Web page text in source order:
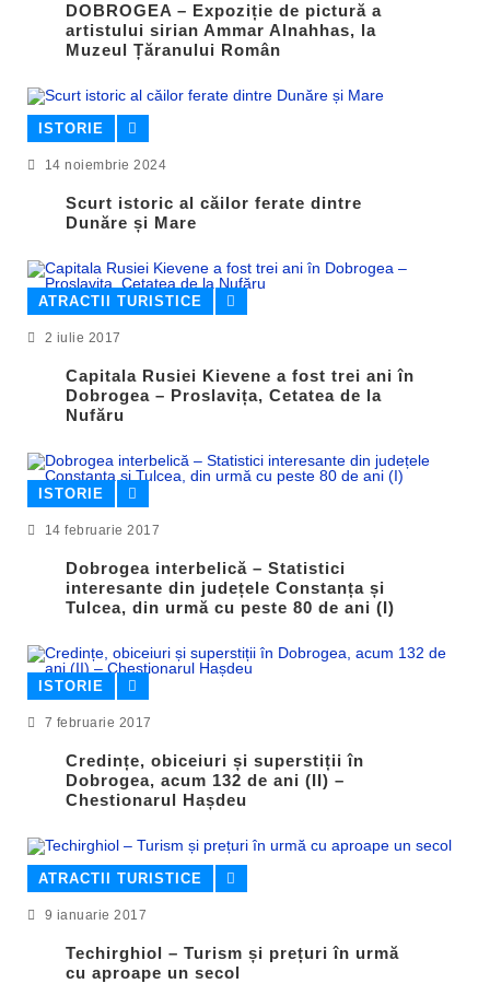
DOBROGEA – Expoziție de pictură a
artistului sirian Ammar Alnahhas, la
Muzeul Țăranului Român
ISTORIE
14 noiembrie 2024
Scurt istoric al căilor ferate dintre
Dunăre și Mare
ATRACTII TURISTICE
2 iulie 2017
Capitala Rusiei Kievene a fost trei ani în
Dobrogea – Proslavița, Cetatea de la
Nufăru
ISTORIE
14 februarie 2017
Dobrogea interbelică – Statistici
interesante din județele Constanța și
Tulcea, din urmă cu peste 80 de ani (I)
ISTORIE
7 februarie 2017
Credințe, obiceiuri și superstiții în
Dobrogea, acum 132 de ani (II) –
Chestionarul Hașdeu
ATRACTII TURISTICE
9 ianuarie 2017
Techirghiol – Turism și prețuri în urmă
cu aproape un secol